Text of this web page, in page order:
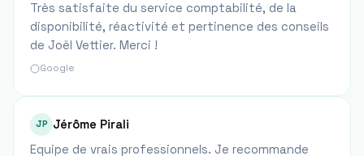
Très satisfaite du service comptabilité, de la
disponibilité, réactivité et pertinence des conseils
de Joël Vettier. Merci !
Google
JP Jérôme Pirali
Equipe de vrais professionnels. Je recommande